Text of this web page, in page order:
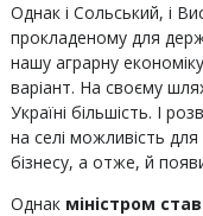
Однак і Сольський, і
прокладеному для
нашу аграрну
варіант. На своєму
Україні більшість. І
на селі можливість
бізнесу, а отже, й
Однак міністром